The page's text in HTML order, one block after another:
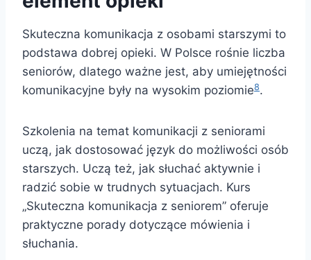
Skuteczna komunikacja z osobami starszymi to
podstawa dobrej opieki. W Polsce rośnie liczba
seniorów, dlatego ważne jest, aby umiejętności
komunikacyjne były na wysokim poziomie8.
Szkolenia na temat komunikacji z seniorami
uczą, jak dostosować język do możliwości osób
starszych. Uczą też, jak słuchać aktywnie i
radzić sobie w trudnych sytuacjach. Kurs
„Skuteczna komunikacja z seniorem” oferuje
praktyczne porady dotyczące mówienia i
słuchania.